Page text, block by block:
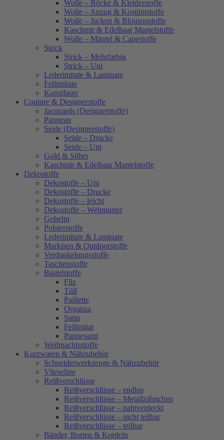
Wolle – Röcke & Kleiderstoffe
Wolle – Anzug & Kostümstoffe
Wolle – Jacken & Blousonstoffe
Kaschmir & Edelhaar Mantelstoffe
Wolle – Mäntel & Capestoffe
Strick
Strick – Mehrfarbig
Strick – Uni
Lederimitate & Laminate
Fellimitate
Kunstfaser
Couture & Designerstoffe
Jacquards (Designerstoffe)
Panneau
Seide (Designerstoffe)
Seide – Drucke
Seide – Uni
Gold & Silber
Kaschmir & Edelhaar Mantelstoffe
Dekostoffe
Dekostoffe – Uni
Dekostoffe – Drucke
Dekostoffe – leicht
Dekostoffe – Webmuster
Gobelin
Polsterstoffe
Lederimitate & Laminate
Markisen & Outdoorstoffe
Verdunkelungsstoffe
Taschenstoffe
Bastelstoffe
Filz
Tüll
Paillette
Organza
Satin
Fellimitat
Pannesamt
Weihnachtsstoffe
Kurzwaren & Nähzubehör
Schneiderwerkzeuge & Nähzubehör
Vlieseline
Reißverschlüsse
Reißverschlüsse – endlos
Reißverschlüsse – Metallzähnchen
Reißverschlüsse – nahtverdeckt
Reißverschlüsse – nicht teilbar
Reißverschlüsse – teilbar
Bänder, Borten & Kordeln